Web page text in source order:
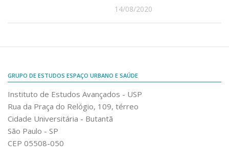
14/08/2020
GRUPO DE ESTUDOS ESPAÇO URBANO E SAÚDE
Instituto de Estudos Avançados - USP
Rua da Praça do Relógio, 109, térreo
Cidade Universitária - Butantã
São Paulo - SP
CEP 05508-050